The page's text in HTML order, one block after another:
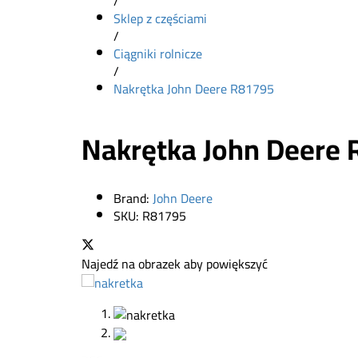
Sklep z częściami
/
Ciągniki rolnicze
/
Nakrętka John Deere R81795
Nakrętka John Deere
Brand:John Deere
SKU: R81795
Najedź na obrazek aby powiększyć